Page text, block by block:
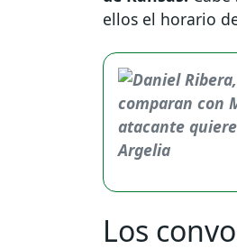
ellos el horario
Los